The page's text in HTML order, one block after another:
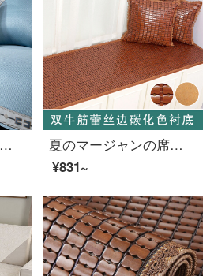
ソファーで夏マットを敷いてください。夏のソファーカバーカバーカバー。夏の座布団の新しい中国式セットyカードの布罗-青70*70 cmの一枚です。
夏のマージャンの席のソファーは夏のスタイルの欧風の竹の席の座布団の滑り止めの滑り止めの竹の冷たいマットを敷いて注文して、窓枠のマットの双筋-レースの縁-炭化色の50*100 cmを敷きます。
¥831~